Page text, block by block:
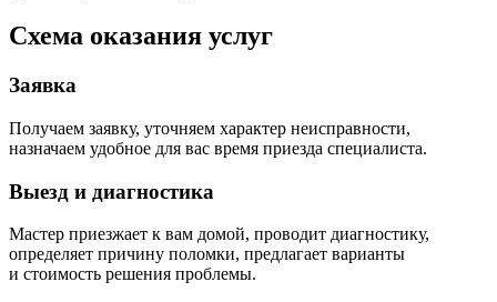
Схема оказания услуг
Заявка
Получаем заявку, уточняем характер неисправности,
назначаем удобное для вас время приезда специалиста.
Выезд и диагностика
Мастер приезжает к вам домой, проводит диагностику,
определяет причину поломки, предлагает варианты
и стоимость решения проблемы.